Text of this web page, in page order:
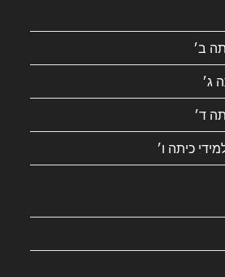
ב׳
ג׳
ד׳
כיתה ו׳